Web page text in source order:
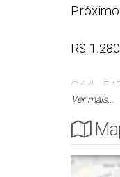
R$
Cód.:
- 2
Ver mais...